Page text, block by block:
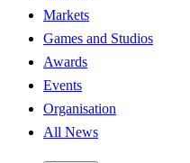
Markets
Games and Studios
Awards
Events
Organisation
All News